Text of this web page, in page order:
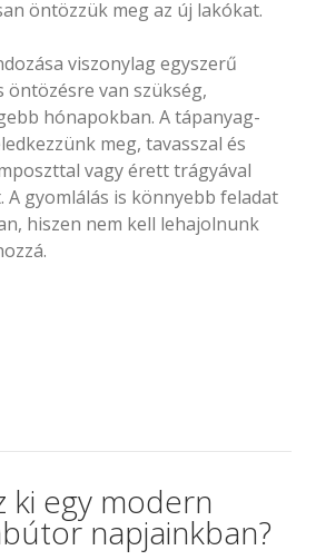
öntözzük meg az új lakókat.
viszonylag egyszerű
öntözésre van szükség,
hónapokban. A tápanyag-
meg, tavasszal és
vagy érett trágyával
A gyomlálás is könnyebb feladat
hiszen nem kell lehajolnunk
ki egy modern
napjainkban?